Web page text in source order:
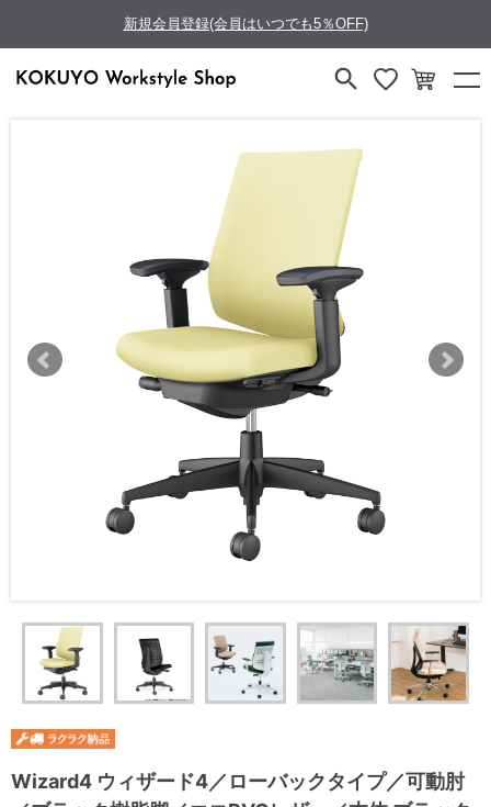
新規会員登録(会員はいつでも5％OFF)
Wizard4 ウィザード4／ローバックタイプ／可動肘